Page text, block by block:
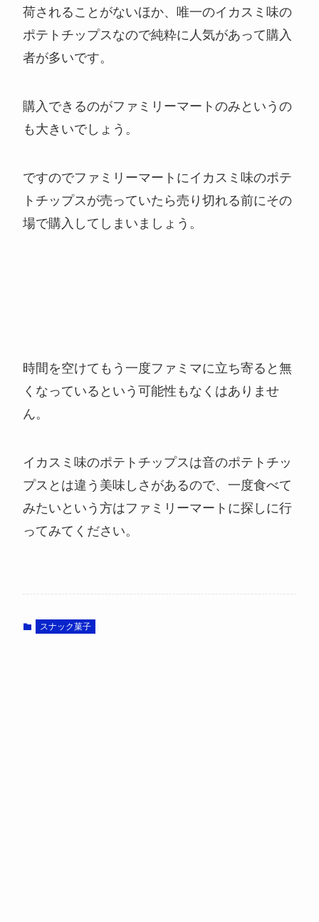
荷されることがないほか、唯一のイカスミ味の
ポテトチップスなので純粋に人気があって購入
者が多いです。
購入できるのがファミリーマートのみというの
も大きいでしょう。
ですのでファミリーマートにイカスミ味のポテ
トチップスが売っていたら売り切れる前にその
場で購入してしまいましょう。
時間を空けてもう一度ファミマに立ち寄ると無
くなっているという可能性もなくはありませ
ん。
イカスミ味のポテトチップスは音のポテトチッ
プスとは違う美味しさがあるので、一度食べて
みたいという方はファミリーマートに探しに行
ってみてください。
スナック菓子